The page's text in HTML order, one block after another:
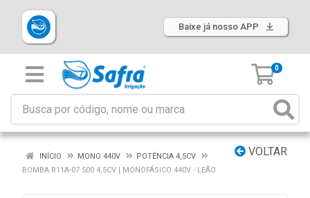
Baixe já nosso APP
0
VOLTAR
INÍCIO MONO 440V
POTÊNCIA 4,5CV
BOMBA R11A-07 500 4,5CV | MONOFÁSICO 440V - LEÃO